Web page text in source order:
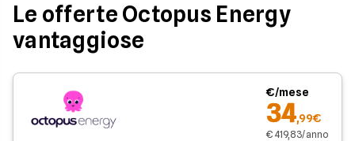
Le offerte Octopus Energy
vantaggiose
€/mese
34,99€
€ 419,83/anno